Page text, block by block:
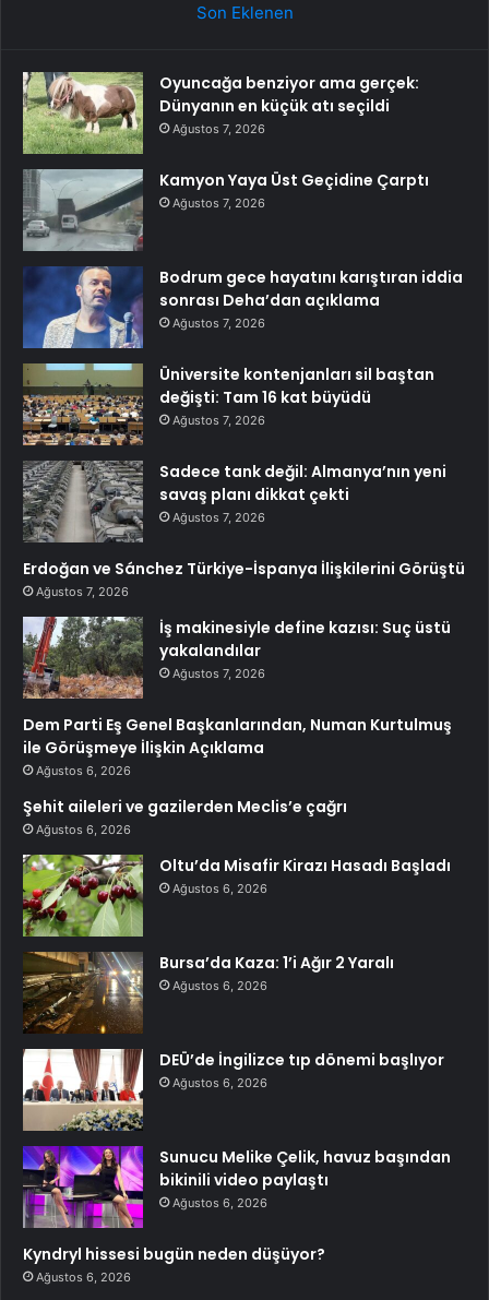
Son Eklenen
Oyuncağa benziyor ama gerçek:
Dünyanın en küçük atı seçildi
Ağustos 7, 2026
Kamyon Yaya Üst Geçidine Çarptı
Ağustos 7, 2026
Bodrum gece hayatını karıştıran iddia
sonrası Deha’dan açıklama
Ağustos 7, 2026
Üniversite kontenjanları sil baştan
değişti: Tam 16 kat büyüdü
Ağustos 7, 2026
Sadece tank değil: Almanya’nın yeni
savaş planı dikkat çekti
Ağustos 7, 2026
Erdoğan ve Sánchez Türkiye-İspanya İlişkilerini Görüştü
Ağustos 7, 2026
İş makinesiyle define kazısı: Suç üstü
yakalandılar
Ağustos 7, 2026
Dem Parti Eş Genel Başkanlarından, Numan Kurtulmuş
ile Görüşmeye İlişkin Açıklama
Ağustos 6, 2026
Şehit aileleri ve gazilerden Meclis’e çağrı
Ağustos 6, 2026
Oltu’da Misafir Kirazı Hasadı Başladı
Ağustos 6, 2026
Bursa’da Kaza: 1’i Ağır 2 Yaralı
Ağustos 6, 2026
DEÜ’de İngilizce tıp dönemi başlıyor
Ağustos 6, 2026
Sunucu Melike Çelik, havuz başından
bikinili video paylaştı
Ağustos 6, 2026
Kyndryl hissesi bugün neden düşüyor?
Ağustos 6, 2026